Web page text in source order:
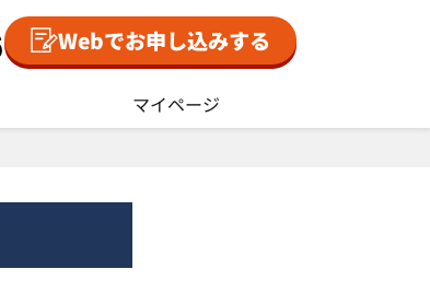
Webでお申し込みする
マイページ